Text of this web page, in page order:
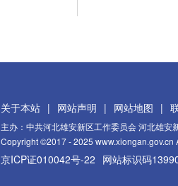
关于本站 | 网站声明 | 网站地图 |
主办：中共河北雄安新区工作委员会 河北雄安
Copyright ©2017 - 2025 www.xiongan.gov.cn
京ICP证010042号-22 网站标识码